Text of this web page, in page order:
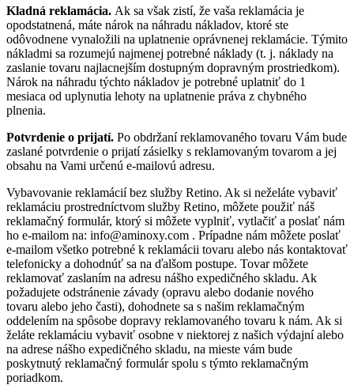
Kladná reklamácia. Ak sa však zistí, že vaša reklamácia je
opodstatnená, máte nárok na náhradu nákladov, ktoré ste
odôvodnene vynaložili na uplatnenie oprávnenej reklamácie. Týmito
nákladmi sa rozumejú najmenej potrebné náklady (t. j. náklady na
zaslanie tovaru najlacnejším dostupným dopravným prostriedkom).
Nárok na náhradu týchto nákladov je potrebné uplatniť do 1
mesiaca od uplynutia lehoty na uplatnenie práva z chybného
plnenia.
Potvrdenie o prijatí. Po obdržaní reklamovaného tovaru Vám bude
zaslané potvrdenie o prijatí zásielky s reklamovaným tovarom a jej
obsahu na Vami určenú e-mailovú adresu.
Vybavovanie reklamácií bez služby Retino. Ak si neželáte vybaviť
reklamáciu prostredníctvom služby Retino, môžete použiť náš
reklamačný formulár, ktorý si môžete vyplniť, vytlačiť a poslať nám
ho e-mailom na: info@aminoxy.com . Prípadne nám môžete poslať
e-mailom všetko potrebné k reklamácii tovaru alebo nás kontaktovať
telefonicky a dohodnúť sa na ďalšom postupe. Tovar môžete
reklamovať zaslaním na adresu nášho expedičného skladu. Ak
požadujete odstránenie závady (opravu alebo dodanie nového
tovaru alebo jeho časti), dohodnete sa s našim reklamačným
oddelením na spôsobe dopravy reklamovaného tovaru k nám. Ak si
želáte reklamáciu vybaviť osobne v niektorej z našich výdajní alebo
na adrese nášho expedičného skladu, na mieste vám bude
poskytnutý reklamačný formulár spolu s týmto reklamačným
poriadkom.